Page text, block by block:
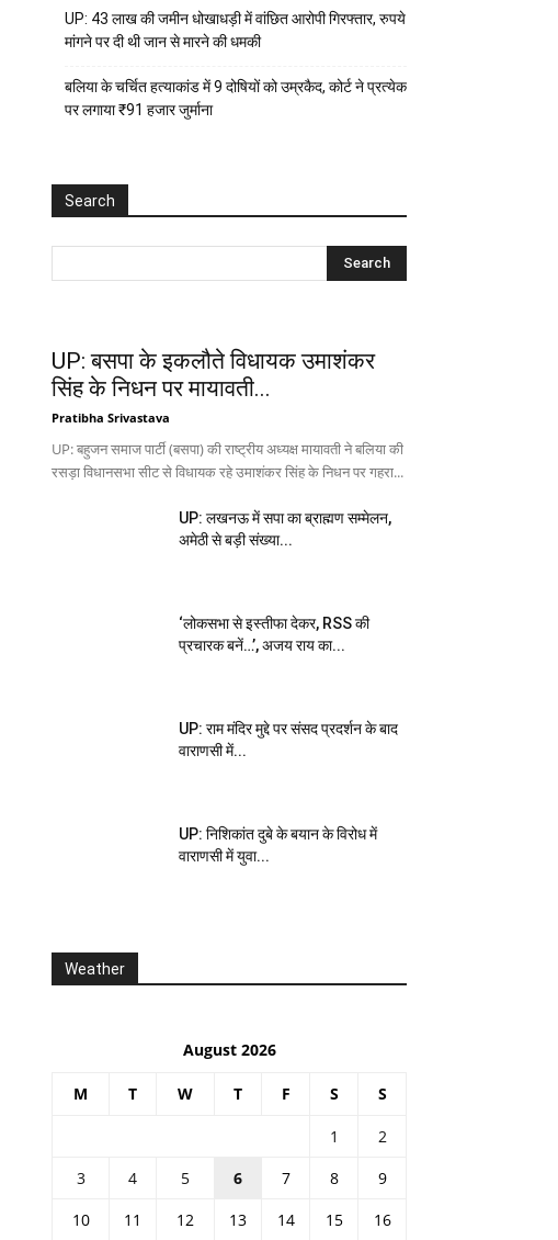
UP: 43 लाख की जमीन धोखाधड़ी में वांछित आरोपी गिरफ्तार, रुपये
मांगने पर दी थी जान से मारने की धमकी
बलिया के चर्चित हत्याकांड में 9 दोषियों को उम्रकैद, कोर्ट ने प्रत्येक
पर लगाया ₹91 हजार जुर्माना
Search
UP: बसपा के इकलौते विधायक उमाशंकर
सिंह के निधन पर मायावती...
Pratibha Srivastava
UP: बहुजन समाज पार्टी (बसपा) की राष्ट्रीय अध्यक्ष मायावती ने बलिया की
रसड़ा विधानसभा सीट से विधायक रहे उमाशंकर सिंह के निधन पर गहरा...
UP: लखनऊ में सपा का ब्राह्मण सम्मेलन,
अमेठी से बड़ी संख्या...
‘लोकसभा से इस्तीफा देकर, RSS की
प्रचारक बनें…’, अजय राय का...
UP: राम मंदिर मुद्दे पर संसद प्रदर्शन के बाद
वाराणसी में...
UP: निशिकांत दुबे के बयान के विरोध में
वाराणसी में युवा...
Weather
August 2026
M T W T F S S
1
2
3
4 5 6 7 8
9
10
11 12 13 14 15 16